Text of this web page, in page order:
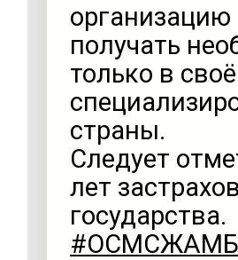
получать
только в
страны.
Следует
лет
государства.